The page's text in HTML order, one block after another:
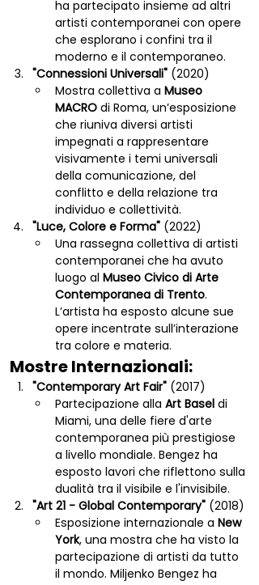
ha partecipato insieme ad altri
artisti contemporanei con opere
che esplorano i confini tra il
moderno e il contemporaneo.
"Connessioni Universali" (2020)
Mostra collettiva a Museo
MACRO di Roma, un’esposizione
che riuniva diversi artisti
impegnati a rappresentare
visivamente i temi universali
della comunicazione, del
conflitto e della relazione tra
individuo e collettività.
"Luce, Colore e Forma" (2022)
Una rassegna collettiva di artisti
contemporanei che ha avuto
luogo al Museo Civico di Arte
Contemporanea di Trento.
L’artista ha esposto alcune sue
opere incentrate sull’interazione
tra colore e materia.
Mostre Internazionali:
"Contemporary Art Fair" (2017)
Partecipazione alla Art Basel di
Miami, una delle fiere d'arte
contemporanea più prestigiose
a livello mondiale. Bengez ha
esposto lavori che riflettono sulla
dualità tra il visibile e l'invisibile.
"Art 21 - Global Contemporary" (2018)
Esposizione internazionale a New
York, una mostra che ha visto la
partecipazione di artisti da tutto
il mondo. Miljenko Bengez ha